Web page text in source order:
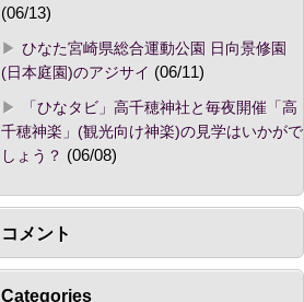
(06/13)
ひなた宮崎県総合運動公園 日向景修園
(日本庭園)のアジサイ (06/11)
「ひなタビ」高千穂神社と毎夜開催「高
千穂神楽」(観光向け神楽)の見学はいかがで
しょう？ (06/08)
コメント
Categories